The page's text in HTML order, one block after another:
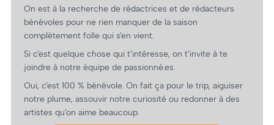
On est à la recherche de rédactrices et de rédacteurs
bénévoles pour ne rien manquer de la saison
complètement folle qui s’en vient.
Si c’est quelque chose qui t’intéresse, on t’invite à te
joindre à notre équipe de passionné.es.
Oui, c’est 100 % bénévole. On fait ça pour le trip, aiguiser
notre plume, assouvir notre curiosité ou redonner à des
artistes qu’on aime beaucoup.